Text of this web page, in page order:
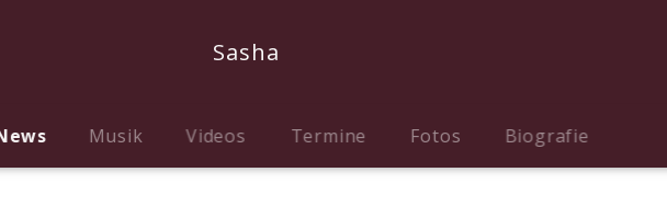
Sasha
Musik Videos Termine Fotos Biografie